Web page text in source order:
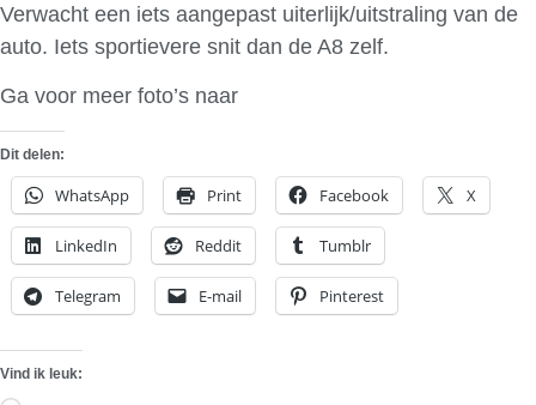
Verwacht een iets aangepast uiterlijk/uitstraling van de
auto. Iets sportievere snit dan de A8 zelf.
Ga voor meer foto’s naar
Dit delen:
WhatsApp Print Facebook X
LinkedIn Reddit Tumblr
Telegram E-mail Pinterest
Vind ik leuk: